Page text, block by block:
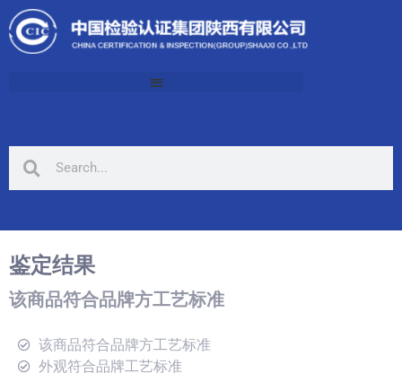
鉴定结果
该商品符合品牌方工艺标准
该商品符合品牌方工艺标准
外观符合品牌工艺标准